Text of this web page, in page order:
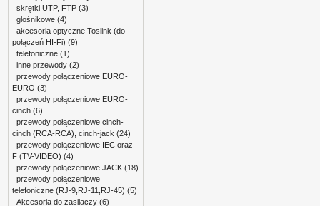
skrętki UTP, FTP (3)
głośnikowe (4)
akcesoria optyczne Toslink (do
połączeń HI-Fi) (9)
telefoniczne (1)
inne przewody (2)
przewody połączeniowe EURO-
EURO (3)
przewody połączeniowe EURO-
cinch (6)
przewody połączeniowe cinch-
cinch (RCA-RCA), cinch-jack (24)
przewody połączeniowe IEC oraz
F (TV-VIDEO) (4)
przewody połączeniowe JACK (18)
przewody połączeniowe
telefoniczne (RJ-9,RJ-11,RJ-45) (5)
Akcesoria do zasilaczy (6)